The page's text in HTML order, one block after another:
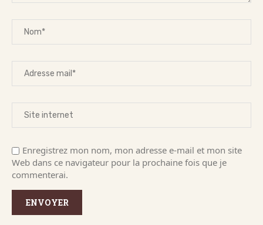
Enregistrez mon nom, mon adresse e-mail et mon site
Web dans ce navigateur pour la prochaine fois que je
commenterai.